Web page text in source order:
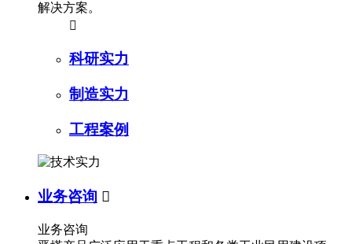
解决方案。

科研实力
制造实力
工程案例
业务咨询 
业务咨询